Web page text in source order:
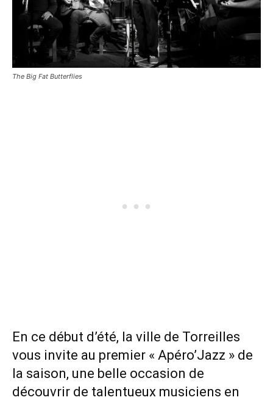
The Big Fat Butterflies
En ce début d’été, la ville de Torreilles
vous invite au premier « Apéro’Jazz » de
la saison, une belle occasion de
découvrir de talentueux musiciens en